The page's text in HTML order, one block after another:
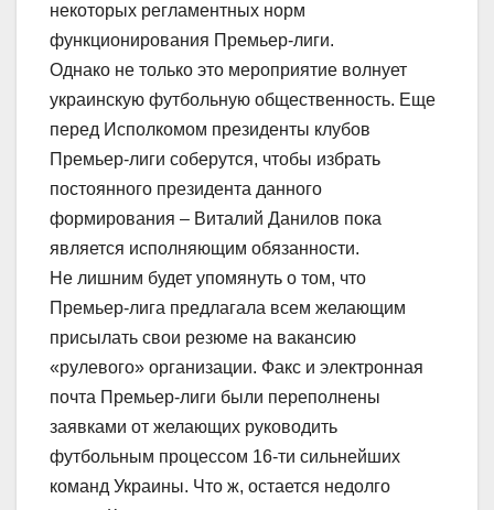
некоторых регламентных норм
функционирования Премьер-лиги.
Однако не только это мероприятие волнует
украинскую футбольную общественность. Еще
перед Исполкомом президенты клубов
Премьер-лиги соберутся, чтобы избрать
постоянного президента данного
формирования – Виталий Данилов пока
является исполняющим обязанности.
Не лишним будет упомянуть о том, что
Премьер-лига предлагала всем желающим
присылать свои резюме на вакансию
«рулевого» организации. Факс и электронная
почта Премьер-лиги были переполнены
заявками от желающих руководить
футбольным процессом 16-ти сильнейших
команд Украины. Что ж, остается недолго